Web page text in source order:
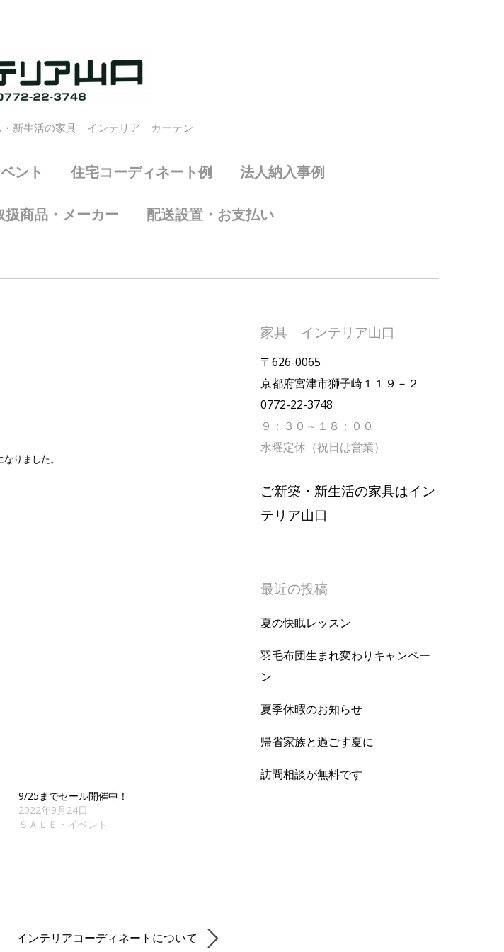
・新生活の家具 インテリア カーテン
ント 住宅コーディネート例 法人納入事例
扱商品・メーカー 配送設置・お支払い
りました。
9/25までセール開催中！
2022年9月24日
ＳＡＬＥ・イベント
インテリアコーディネートについて
家具 インテリア山口
〒626-0065
京都府宮津市獅子崎１１９－２
0772-22-3748
９：３０～１８：００
水曜定休（祝日は営業）
ご新築・新生活の家具はイン
テリア山口
最近の投稿
夏の快眠レッスン
羽毛布団生まれ変わりキャンペー
ン
夏季休暇のお知らせ
帰省家族と過ごす夏に
訪問相談が無料です